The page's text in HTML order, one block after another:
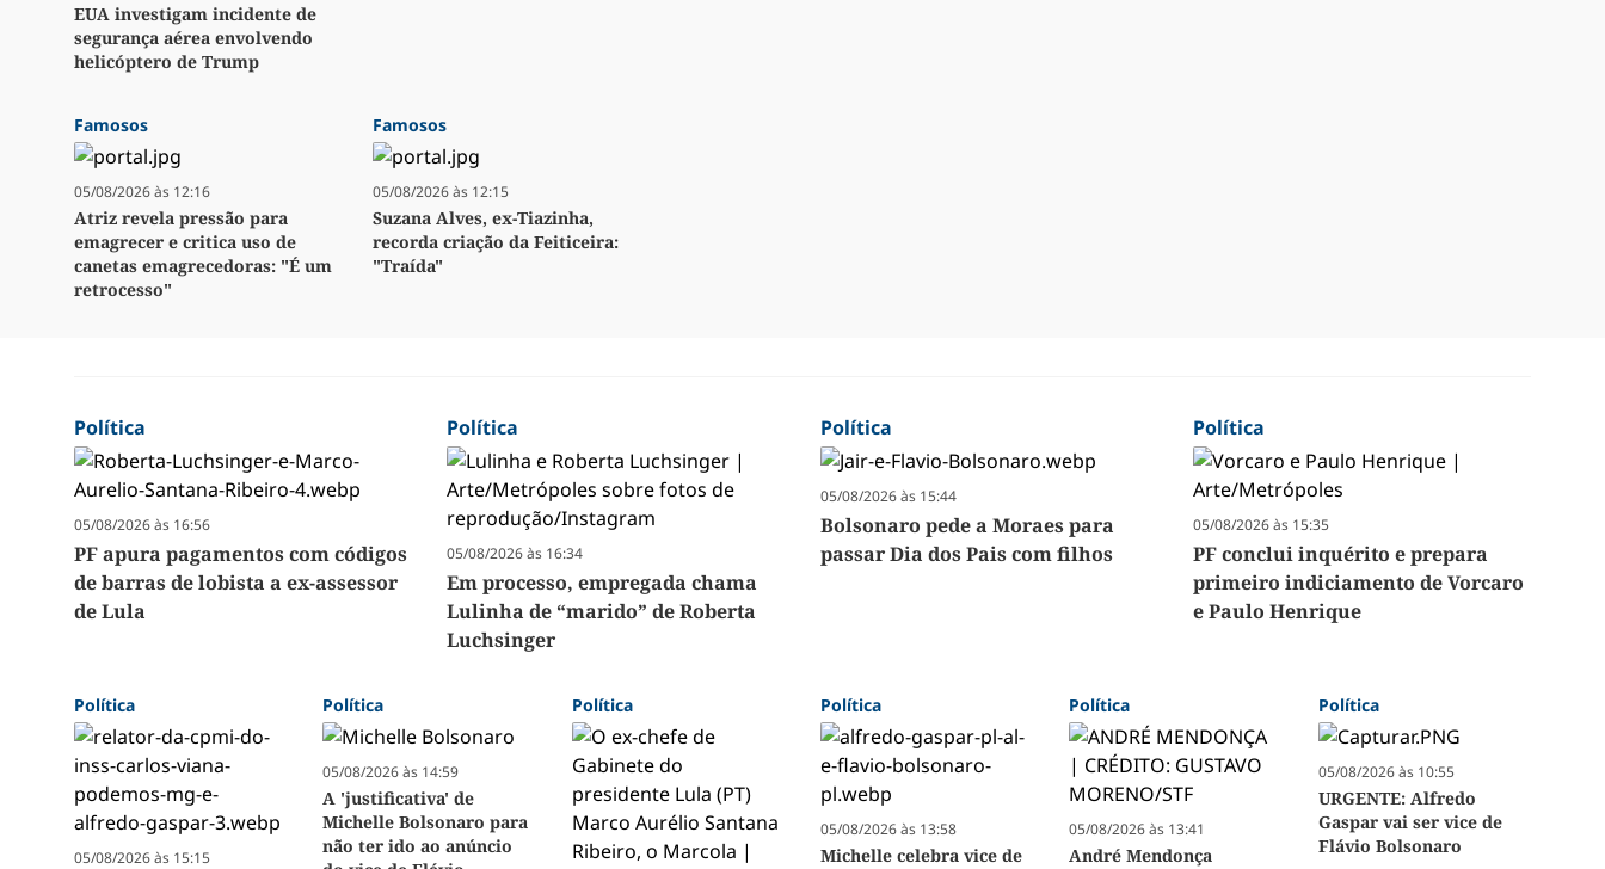
EUA investigam incidente de
segurança aérea envolvendo
helicóptero de Trump
Famosos
05/08/2026 às 12:16
Atriz revela pressão para
emagrecer e critica uso de
canetas emagrecedoras: "É um
retrocesso"
Famosos
05/08/2026 às 12:15
Suzana Alves, ex-Tiazinha,
recorda criação da Feiticeira:
"Traída"
Política
05/08/2026 às 16:56
PF apura pagamentos com códigos
de barras de lobista a ex-assessor
de Lula
Política
05/08/2026 às 16:34
Em processo, empregada chama
Lulinha de “marido” de Roberta
Luchsinger
Política
05/08/2026 às 15:44
Bolsonaro pede a Moraes para
passar Dia dos Pais com filhos
Política
05/08/2026 às 15:35
PF conclui inquérito e prepara
primeiro indiciamento de Vorcaro
e Paulo Henrique
Política
05/08/2026 às 15:15
Política
05/08/2026 às 14:59
A 'justificativa' de
Michelle Bolsonaro para
não ter ido ao anúncio
Política Política
05/08/2026 às 13:58
Michelle celebra vice de
Política
05/08/2026 às 13:41
André Mendonça
Política
05/08/2026 às 10:55
URGENTE: Alfredo
Gaspar vai ser vice de
Flávio Bolsonaro